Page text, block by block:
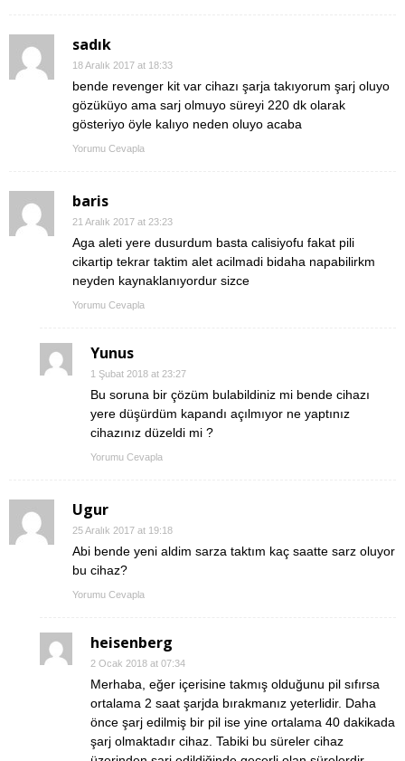
sadık
18 Aralık 2017 at 18:33
bende revenger kit var cihazı şarja takıyorum şarj oluyo
gözüküyo ama sarj olmuyo süreyi 220 dk olarak
gösteriyo öyle kalıyo neden oluyo acaba
Yorumu Cevapla
baris
21 Aralık 2017 at 23:23
Aga aleti yere dusurdum basta calisiyofu fakat pili
cikartip tekrar taktim alet acilmadi bidaha napabilirkm
neyden kaynaklanıyordur sizce
Yorumu Cevapla
Yunus
1 Şubat 2018 at 23:27
Bu soruna bir çözüm bulabildiniz mi bende cihazı
yere düşürdüm kapandı açılmıyor ne yaptınız
cihazınız düzeldi mi ?
Yorumu Cevapla
Ugur
25 Aralık 2017 at 19:18
Abi bende yeni aldim sarza taktım kaç saatte sarz oluyor
bu cihaz?
Yorumu Cevapla
heisenberg
2 Ocak 2018 at 07:34
Merhaba, eğer içerisine takmış olduğunu pil sıfırsa
ortalama 2 saat şarjda bırakmanız yeterlidir. Daha
önce şarj edilmiş bir pil ise yine ortalama 40 dakikada
şarj olmaktadır cihaz. Tabiki bu süreler cihaz